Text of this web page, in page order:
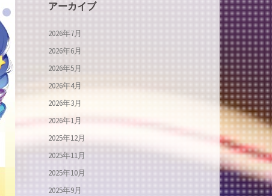
アーカイブ
2026年7月
2026年6月
2026年5月
2026年4月
2026年3月
2026年1月
2025年12月
2025年11月
2025年10月
2025年9月